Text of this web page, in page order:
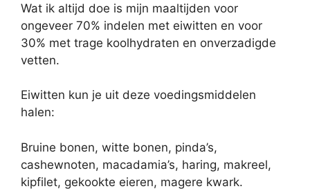
Wat ik altijd doe is mijn maaltijden voor
ongeveer 70% indelen met eiwitten en voor
30% met trage koolhydraten en onverzadigde
vetten.
Eiwitten kun je uit deze voedingsmiddelen
halen:
Bruine bonen, witte bonen, pinda’s,
cashewnoten, macadamia’s, haring, makreel,
kipfilet, gekookte eieren, magere kwark.